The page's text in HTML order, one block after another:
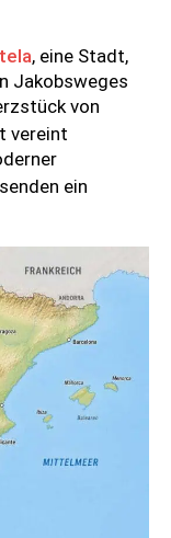
, eine Stadt,
Jakobsweges
von
vereint
ein